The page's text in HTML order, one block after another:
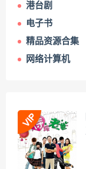
港台剧
电子书
精品资源合集
网络计算机